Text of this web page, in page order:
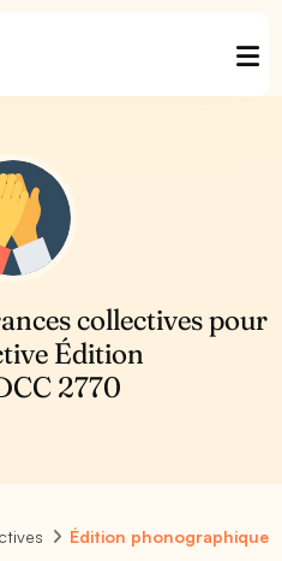
collectives pour
Édition
2770
Édition phonographique